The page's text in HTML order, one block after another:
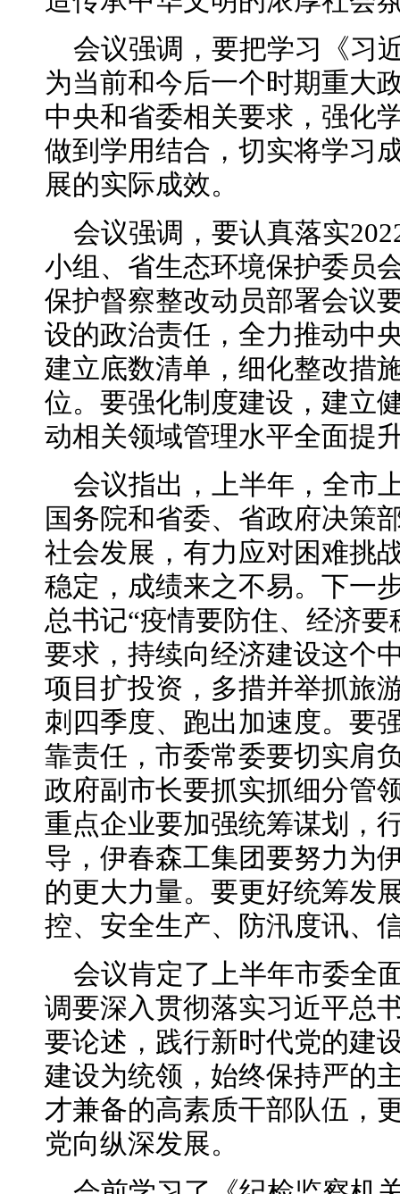
会议强调，要把学习《习
为当前和今后一个时期重大
中央和省委相关要求，强化
做到学用结合，切实将学习
展的实际成效。
会议强调，要认真落实
小组、省生态环境保护委员
保护督察整改动员部署会议
设的政治责任，全力推动中
建立底数清单，细化整改措
位。要强化制度建设，建立
动相关领域管理水平全面提
会议指出，上半年，全市
国务院和省委、省政府决策
社会发展，有力应对困难挑
稳定，成绩来之不易。下一
总书记“疫情要防住、经济
要求，持续向经济建设这个
项目扩投资，多措并举抓旅
刺四季度、跑出加速度。要
靠责任，市委常委要切实肩
政府副市长要抓实抓细分管
重点企业要加强统筹谋划，
导，伊春森工集团要努力为
的更大力量。要更好统筹发
控、安全生产、防汛度讯、
会议肯定了上半年市委全
调要深入贯彻落实习近平总
要论述，践行新时代党的建
建设为统领，始终保持严的
才兼备的高素质干部队伍，
党向纵深发展。